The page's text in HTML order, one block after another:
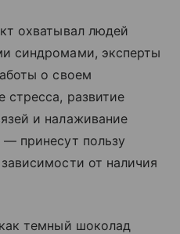
охватывал людей
синдромами, эксперты
о своем
развитие
и налаживание
принесут пользу
от наличия
темный шоколад